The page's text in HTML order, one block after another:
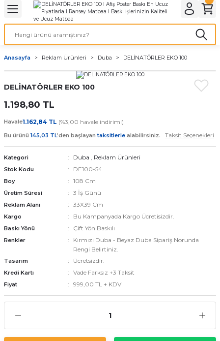
Geri Dön
Geri Dön
Kağıdı
Geri Dön
Geri Dön
Ürünleri
Geri Dön
Geri Dön
Geri Dön
Anasayfa Reklam Ürünleri Duba DELİNATÖRLER EKO 100
DELİNATÖRLER EKO 100
1.198,80 TL
Havale1.162,84 TL (%3,00 havale indirimi)
Bu ürünü 145,03 TL’den başlayantaksitlerle alabilirsiniz. Taksit Seçenekleri
Kategori Duba , Reklam Ürünleri
Stok Kodu DE100-54
Boy 108 Cm
Üretim Süresi 3 İş Günü
Reklam Alanı 33X39 Cm
Kargo Bu Kampanyada Kargo Ücretisizdir.
Baskı Yönü Çift Yön Baskılı
Renkler
Kırmızı Duba - Beyaz Duba Sipariş Norunda
Rengi Belirtiniz.
Tasarım Ücretsizdir.
Kredi Kartı Vade Farksız +3 Taksit
Fiyat 999,00 TL + KDV